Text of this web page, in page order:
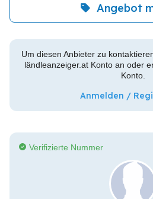
Angebot
Um diesen Anbieter zu
ländleanzeiger.at Konto an oder
Konto.
Anmelden /
Verifizierte Nummer